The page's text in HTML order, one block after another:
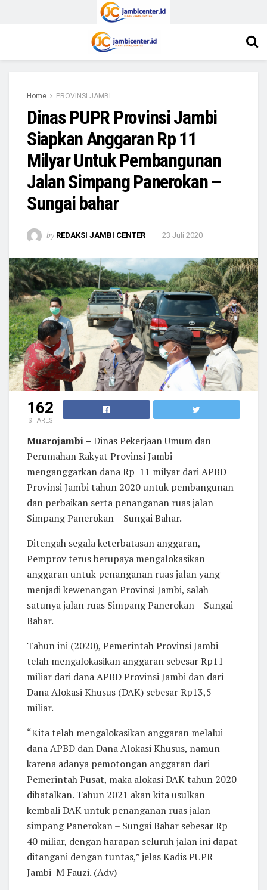
Home PROVINSI JAMBI
Dinas PUPR Provinsi Jambi
Siapkan Anggaran Rp 11
Milyar Untuk Pembangunan
Jalan Simpang Panerokan –
Sungai bahar
by REDAKSI JAMBI CENTER 23 Juli 2020
162
SHARES
Muarojambi – Dinas Pekerjaan Umum dan
Perumahan Rakyat Provinsi Jambi
menganggarkan dana Rp 11 milyar dari APBD
Provinsi Jambi tahun 2020 untuk pembangunan
dan perbaikan serta penanganan ruas jalan
Simpang Panerokan – Sungai Bahar.
Ditengah segala keterbatasan anggaran,
Pemprov terus berupaya mengalokasikan
anggaran untuk penanganan ruas jalan yang
menjadi kewenangan Provinsi Jambi, salah
satunya jalan ruas Simpang Panerokan – Sungai
Bahar.
Tahun ini (2020), Pemerintah Provinsi Jambi
telah mengalokasikan anggaran sebesar Rp11
miliar dari dana APBD Provinsi Jambi dan dari
Dana Alokasi Khusus (DAK) sebesar Rp13,5
miliar.
“Kita telah mengalokasikan anggaran melalui
dana APBD dan Dana Alokasi Khusus, namun
karena adanya pemotongan anggaran dari
Pemerintah Pusat, maka alokasi DAK tahun 2020
dibatalkan. Tahun 2021 akan kita usulkan
kembali DAK untuk penanganan ruas jalan
simpang Panerokan – Sungai Bahar sebesar Rp
40 miliar, dengan harapan seluruh jalan ini dapat
ditangani dengan tuntas,” jelas Kadis PUPR
Jambi M Fauzi. (Adv)